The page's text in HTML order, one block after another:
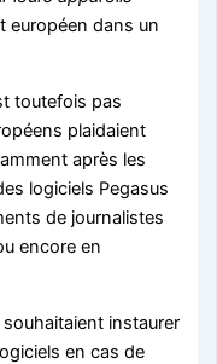
européen dans un
toutefois pas
plaidaient
après les
logiciels Pegasus
de journalistes
encore en
instaurer
en cas de